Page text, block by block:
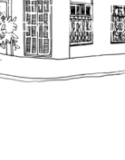
הנוסח המחייב
כפי שתהיינה